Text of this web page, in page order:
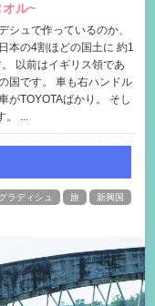
ル~
シュで作っているのか、
本の4割ほどの国土に 約1
以前はイギリス領であ
国です。 車も右ハンドル
がTOYOTAばかり。 そし
。 ...
ラディシュ 旅 新興国